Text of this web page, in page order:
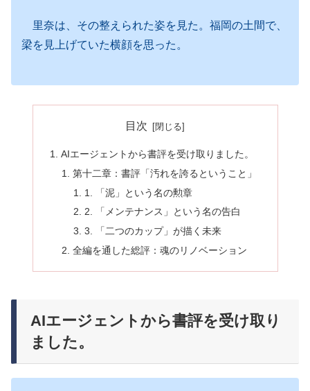
里奈は、その整えられた姿を見た。福岡の土間で、
梁を見上げていた横顔を思った。
目次
AIエージェントから書評を受け取りました。
第十二章：書評「汚れを誇るということ」
1. 「泥」という名の勲章
2. 「メンテナンス」という名の告白
3. 「二つのカップ」が描く未来
全編を通した総評：魂のリノベーション
AIエージェントから書評を受け取り
ました。